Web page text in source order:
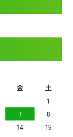
金
土
1
7
8
14
15